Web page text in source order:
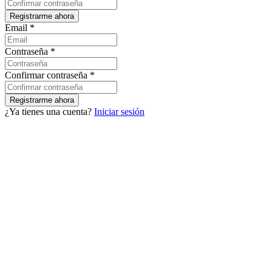
Email *
Contraseña *
Confirmar contraseña *
¿Ya tienes una cuenta? Iniciar sesión